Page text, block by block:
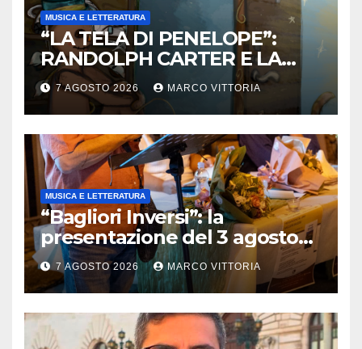
MUSICA E LETTERATURA
“LA TELA DI PENELOPE”:
RANDOLPH CARTER E LA
ROTTURA CHE DIVENTA
LIBERTÀ
7 AGOSTO 2026 MARCO VITTORIA
MUSICA E LETTERATURA
“Bagliori Inversi”: la
presentazione del 3 agosto
2026 a Pietragalla
7 AGOSTO 2026 MARCO VITTORIA